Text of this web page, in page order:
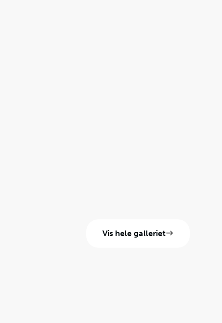
Vis hele galleriet